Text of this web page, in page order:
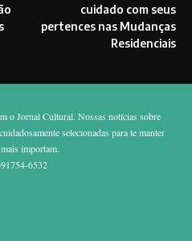
cuidado com seus
pertences nas Mudanças
Residenciais
o Jornal Cultural. Nossas notícias sobre
selecionadas para te manter
importam.
6532